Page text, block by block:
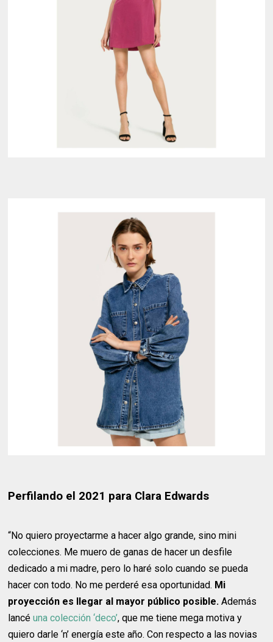
Perfilando el 2021 para Clara Edwards
“No quiero proyectarme a hacer algo grande, sino mini
colecciones. Me muero de ganas de hacer un desfile
dedicado a mi madre, pero lo haré solo cuando se pueda
hacer con todo. No me perderé esa oportunidad. Mi
proyección es llegar al mayor público posible.Además
lancéuna colección ‘deco’, que me tiene mega motiva y
quiero darle ‘n’ energía este año. Con respecto a las novias